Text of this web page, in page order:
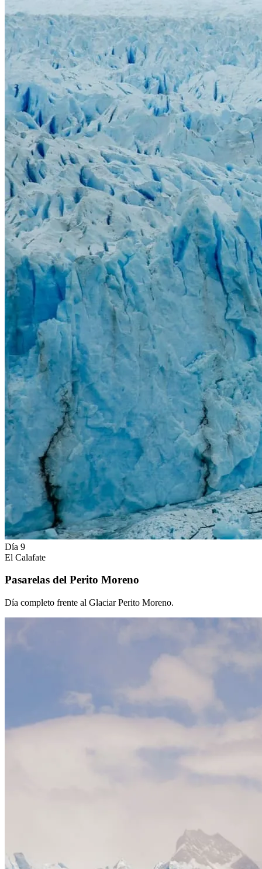
Día 9
El Calafate
Pasarelas del Perito Moreno
Día completo frente al Glaciar Perito Moreno.